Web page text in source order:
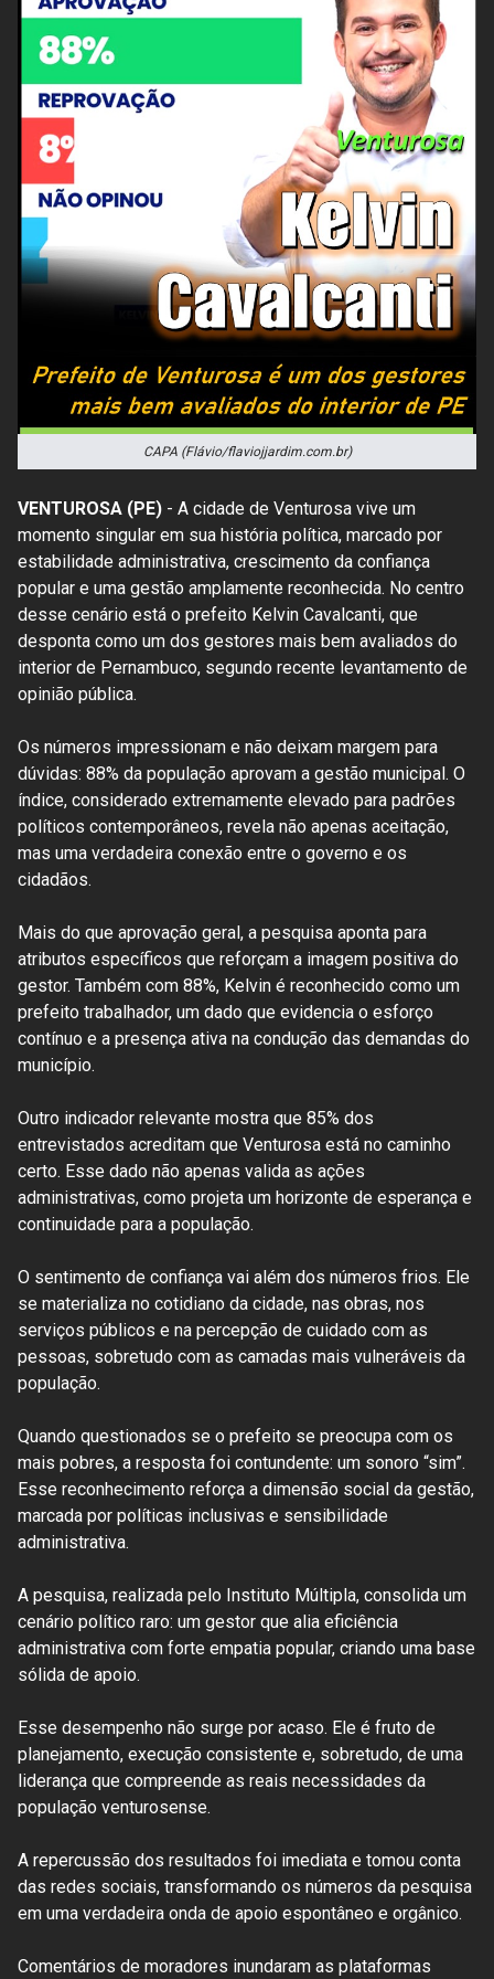
CAPA (Flávio/flaviojjardim.com.br)
VENTUROSA (PE) - A cidade de Venturosa vive um
momento singular em sua história política, marcado por
estabilidade administrativa, crescimento da confiança
popular e uma gestão amplamente reconhecida. No centro
desse cenário está o prefeito Kelvin Cavalcanti, que
desponta como um dos gestores mais bem avaliados do
interior de Pernambuco, segundo recente levantamento de
opinião pública.
Os números impressionam e não deixam margem para
dúvidas: 88% da população aprovam a gestão municipal. O
índice, considerado extremamente elevado para padrões
políticos contemporâneos, revela não apenas aceitação,
mas uma verdadeira conexão entre o governo e os
cidadãos.
Mais do que aprovação geral, a pesquisa aponta para
atributos específicos que reforçam a imagem positiva do
gestor. Também com 88%, Kelvin é reconhecido como um
prefeito trabalhador, um dado que evidencia o esforço
contínuo e a presença ativa na condução das demandas do
município.
Outro indicador relevante mostra que 85% dos
entrevistados acreditam que Venturosa está no caminho
certo. Esse dado não apenas valida as ações
administrativas, como projeta um horizonte de esperança e
continuidade para a população.
O sentimento de confiança vai além dos números frios. Ele
se materializa no cotidiano da cidade, nas obras, nos
serviços públicos e na percepção de cuidado com as
pessoas, sobretudo com as camadas mais vulneráveis da
população.
Quando questionados se o prefeito se preocupa com os
mais pobres, a resposta foi contundente: um sonoro “sim”.
Esse reconhecimento reforça a dimensão social da gestão,
marcada por políticas inclusivas e sensibilidade
administrativa.
A pesquisa, realizada pelo Instituto Múltipla, consolida um
cenário político raro: um gestor que alia eficiência
administrativa com forte empatia popular, criando uma base
sólida de apoio.
Esse desempenho não surge por acaso. Ele é fruto de
planejamento, execução consistente e, sobretudo, de uma
liderança que compreende as reais necessidades da
população venturosense.
A repercussão dos resultados foi imediata e tomou conta
das redes sociais, transformando os números da pesquisa
em uma verdadeira onda de apoio espontâneo e orgânico.
Comentários de moradores inundaram as plataformas